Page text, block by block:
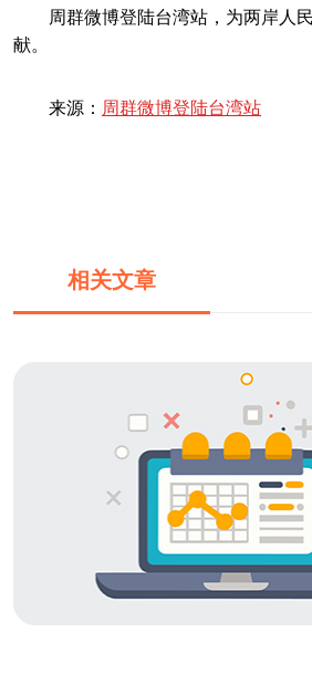
周群微博登陆台湾站，为两岸人
献。
来源： 周群微博登陆台湾站
相关文章